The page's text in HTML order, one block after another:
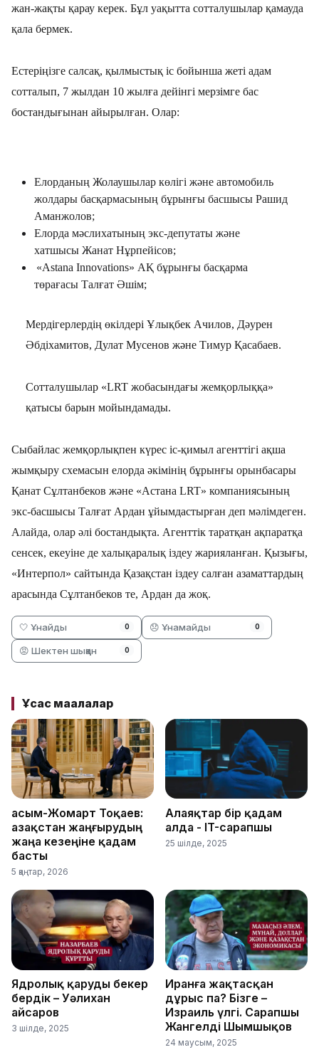
жан-жақты қарау керек. Бұл уақытта сотталушылар қамауда
қала бермек.
Естеріңізге салсақ, қылмыстық іс бойынша жеті адам
сотталып, 7 жылдан 10 жылға дейінгі мерзімге бас
бостандығынан айырылған. Олар:
Елорданың Жолаушылар көлігі және автомобиль
жолдары басқармасының бұрынғы басшысы Рашид
Аманжолов;
Елорда мәслихатының экс-депутаты және
хатшысы Жанат Нұрпейісов;
«Astana Innovations» АҚ бұрынғы басқарма
төрағасы Талғат Әшім;
Мердігерлердің өкілдері Ұлықбек Ачилов, Дәурен
Әбдіхамитов, Дулат Мусенов және Тимур Қасабаев.
Сотталушылар «LRT жобасындағы жемқорлыққа»
қатысы барын мойындамады.
Сыбайлас жемқорлықпен күрес іс-қимыл агенттігі ақша
жымқыру схемасын елорда әкімінің бұрынғы орынбасары
Қанат Сұлтанбеков және «Астана LRT» компаниясының
экс-басшысы Талғат Ардан ұйымдастырған деп мәлімдеген.
Алайда, олар әлі бостандықта. Агенттік таратқан ақпаратқа
сенсек, екеуіне де халықаралық іздеу жарияланған. Қызығы,
«Интерпол» сайтында Қазақстан іздеу салған азаматтардың
арасында Сұлтанбеков те, Ардан да жоқ.
🤍 Ұнайды 0 😞 Ұнамайды 0
😡 Шектен шыққан 0
Ұқсас мақалалар
Қасым-Жомарт Тоқаев:
Қазақстан жаңғырудың
жаңа кезеңіне қадам
басты
5 қаңтар, 2026
Алаяқтар бір қадам
алда - IT-сарапшы
25 шілде, 2025
Ядролық қаруды бекер
бердік – Уәлихан
Қайсаров
3 шілде, 2025
Иранға жақтасқан
дұрыс па? Бізге –
Израиль үлгі. Сарапшы
Жангелді Шымшықов
24 маусым, 2025